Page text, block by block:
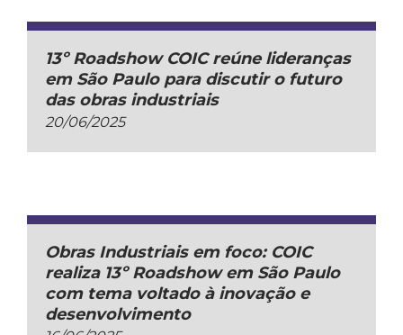
13º Roadshow COIC reúne lideranças
em São Paulo para discutir o futuro
das obras industriais
20/06/2025
Obras Industriais em foco: COIC
realiza 13º Roadshow em São Paulo
com tema voltado à inovação e
desenvolvimento